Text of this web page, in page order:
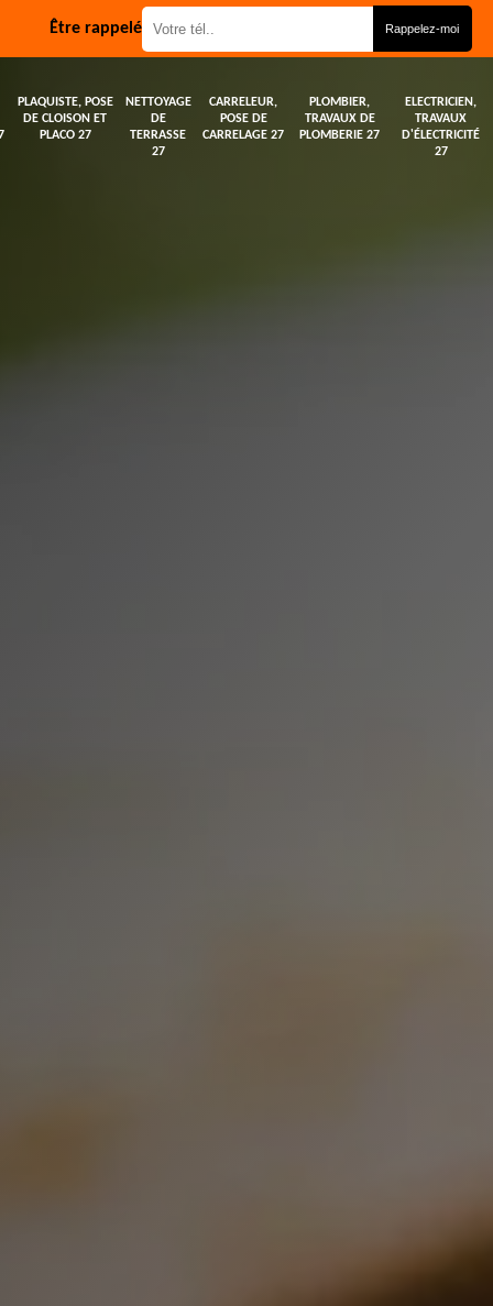
Être rappelé
PLAQUISTE, POSE
DE CLOISON ET
PLACO 27
NETTOYAGE
DE
TERRASSE
27
CARRELEUR,
POSE DE
CARRELAGE 27
PLOMBIER,
TRAVAUX DE
PLOMBERIE 27
ELECTRICIEN,
TRAVAUX
D'ÉLECTRICITÉ
27